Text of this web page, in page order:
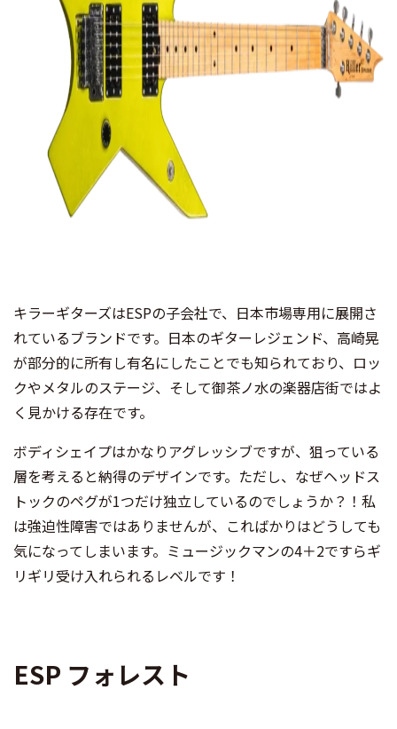
キラーギターズはESPの子会社で、日本市場専用に展開さ
れているブランドです。日本のギターレジェンド、高崎晃
が部分的に所有し有名にしたことでも知られており、ロッ
クやメタルのステージ、そして御茶ノ水の楽器店街ではよ
く見かける存在です。
ボディシェイプはかなりアグレッシブですが、狙っている
層を考えると納得のデザインです。ただし、なぜヘッドス
トックのペグが1つだけ独立しているのでしょうか？！私
は強迫性障害ではありませんが、こればかりはどうしても
気になってしまいます。ミュージックマンの4＋2ですらギ
リギリ受け入れられるレベルです！
ESP フォレスト